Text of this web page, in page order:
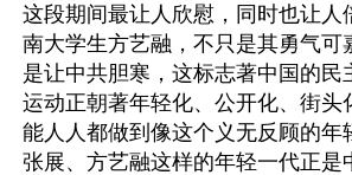
这段期间最让人欣慰，同时也让人
南大学生方艺融，不只是其勇气可
是让中共胆寒，这标志著中国的民
运动正朝著年轻化、公开化、街头
能人人都做到像这个义无反顾的年
张展、方艺融这样的年轻一代正是